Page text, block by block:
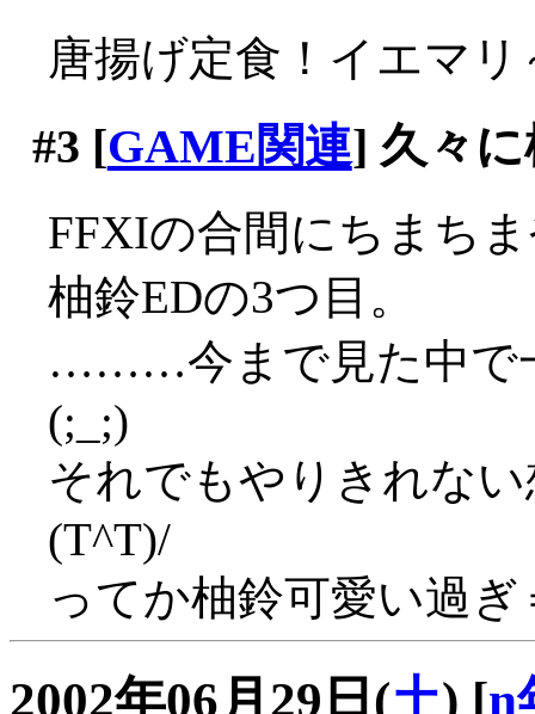
唐揚げ定食！イエマリ
#3 [GAME関連] 久々
FFXIの合間にちまち
柚鈴EDの3つ目。
………今まで見た中で
(;_;)
それでもやりきれな
(T^T)/
ってか柚鈴可愛い過
2002年06月29日(土) [n